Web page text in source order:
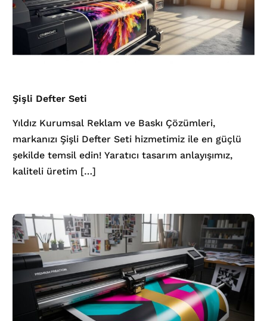
Şişli Defter Seti
Yıldız Kurumsal Reklam ve Baskı Çözümleri,
markanızı Şişli Defter Seti hizmetimiz ile en güçlü
şekilde temsil edin! Yaratıcı tasarım anlayışımız,
kaliteli üretim […]